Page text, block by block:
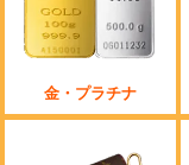
金・プラチナ